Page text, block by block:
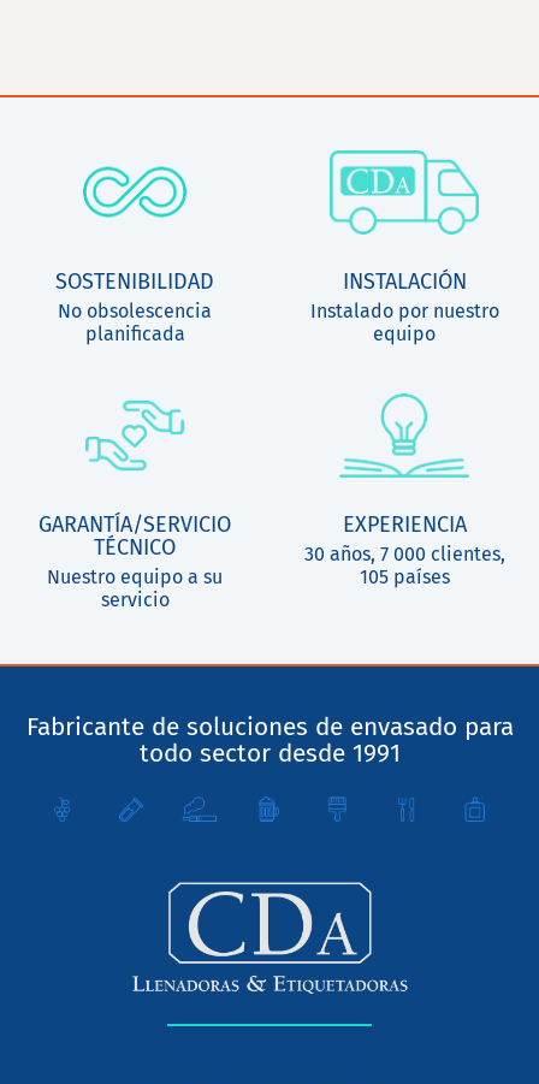
SOSTENIBILIDAD
No obsolescencia
planificada
INSTALACIÓN
Instalado por nuestro
equipo
GARANTÍA/SERVICIO
TÉCNICO
Nuestro equipo a su
servicio
EXPERIENCIA
30 años, 7 000 clientes,
105 países
Fabricante de soluciones de envasado para
todo sector desde 1991